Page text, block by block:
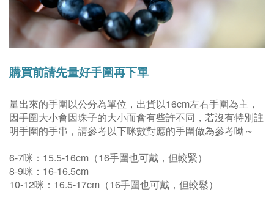
購買前請先量好手圍再下單
量出來的手圍以公分為單位， 出貨以16cm左右手圍為主 ，
因手圍大小會因珠子的大小而會有些許不同，若沒有特別註
明手圍的手串，請參考以下咪數對應的手圍做為參考呦～
6-7咪：15.5-16cm（16手圍也可戴，但較緊）
8-9咪：16-16.5cm
10-12咪：16.5-17cm（16手圍也可戴，但較鬆）